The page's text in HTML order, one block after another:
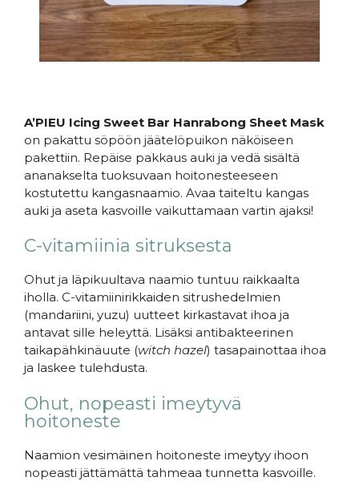
A’PIEU Icing Sweet Bar Hanrabong Sheet Mask
on pakattu söpöön jäätelöpuikon näköiseen
pakettiin. Repäise pakkaus auki ja vedä sisältä
ananakselta tuoksuvaan hoitonesteeseen
kostutettu kangasnaamio. Avaa taiteltu kangas
auki ja aseta kasvoille vaikuttamaan vartin ajaksi!
C-vitamiinia sitruksesta
Ohut ja läpikuultava naamio tuntuu raikkaalta
iholla. C-vitamiinirikkaiden sitrushedelmien
(mandariini, yuzu) uutteet kirkastavat ihoa ja
antavat sille heleyttä. Lisäksi antibakteerinen
taikapähkinäuute (witch hazel) tasapainottaa ihoa
ja laskee tulehdusta.
Ohut, nopeasti imeytyvä
hoitoneste
Naamion vesimäinen hoitoneste imeytyy ihoon
nopeasti jättämättä tahmeaa tunnetta kasvoille.